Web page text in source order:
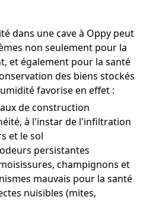
dans une cave à Oppy peut
non seulement pour la
et également pour la santé
des biens stockés
favorise en effet :
de construction
à l'instar de l'infiltration
et le sol
persistantes
champignons et
mauvais pour la santé
nuisibles (mites,